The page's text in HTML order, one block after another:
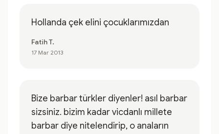
Hollanda çek elini çocuklarımızdan
Fatih T.
17 Mar 2013
Bize barbar türkler diyenler! asıl barbar
sizsiniz. bizim kadar vicdanlı millete
barbar diye nitelendirip, o anaların